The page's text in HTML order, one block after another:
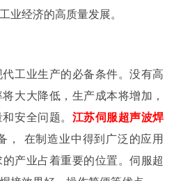
业经济的高质量发展。
工业生产的必备条件。没有高
大大降低，生产成本将增加，
安全问题。 江苏伺服超声波焊
，
在制造业中得到广泛的应用
产业占着重要的位置。伺服超